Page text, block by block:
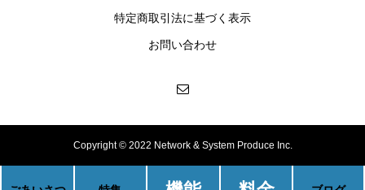
特定商取引法に基づく表示
お問い合わせ
Copyright © 2022 Network & System Produce Inc.